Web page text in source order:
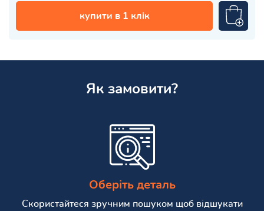
купити в 1 клік
Як замовити?
Оберіть деталь
Скористайтеся зручним пошуком щоб відшукати